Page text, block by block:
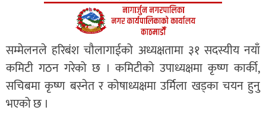
सम्मेलनले हरिबंश चौलागाईको अध्यक्षतामा ३१ सदस्यीय नयाँ
कमिटी गठन गरेको छ । कमिटीको उपाध्यक्षमा कृष्ण कार्की,
सचिबमा कृष्ण बस्नेत र कोषाध्यक्षमा उर्मिला खड्का चयन हुनु
भएको छ ।